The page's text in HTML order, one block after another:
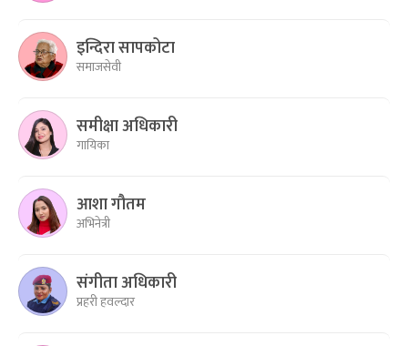
इन्दिरा सापकोटा
समाजसेवी
समीक्षा अधिकारी
गायिका
आशा गौतम
अभिनेत्री
संगीता अधिकारी
प्रहरी हवल्दार